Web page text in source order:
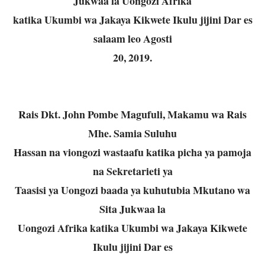
katika Ukumbi wa Jakaya Kikwete Ikulu jijini Dar es
salaam leo Agosti
20, 2019.
Rais Dkt. John Pombe Magufuli, Makamu wa Rais
Mhe. Samia Suluhu
Hassan na viongozi wastaafu katika picha ya pamoja
na Sekretarieti ya
Taasisi ya Uongozi baada ya kuhutubia Mkutano wa
Sita Jukwaa la
Uongozi Afrika katika Ukumbi wa Jakaya Kikwete
Ikulu jijini Dar es